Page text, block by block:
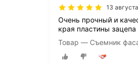
13
Очень прочный и
края пластины
Товар — Съемник